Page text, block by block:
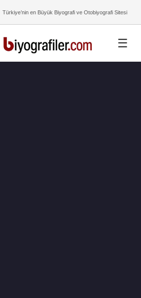
Türkiye’nin en Büyük Biyografi ve Otobiyografi Sitesi
☰